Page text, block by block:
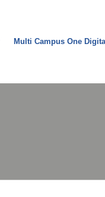
Multi Campus One